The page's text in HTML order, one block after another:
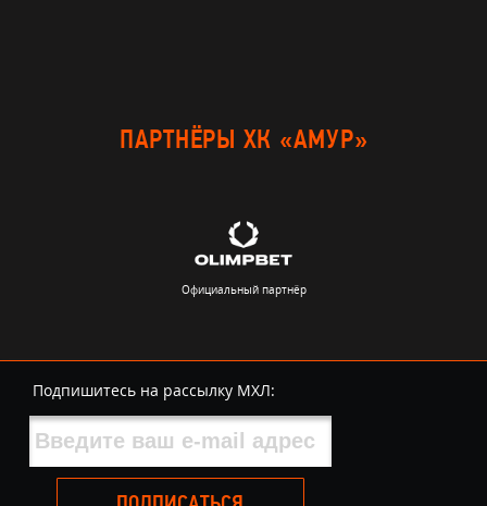
ПАРТНЁРЫ ХК «АМУР»
Официальный партнёр
Подпишитесь на рассылку МХЛ: